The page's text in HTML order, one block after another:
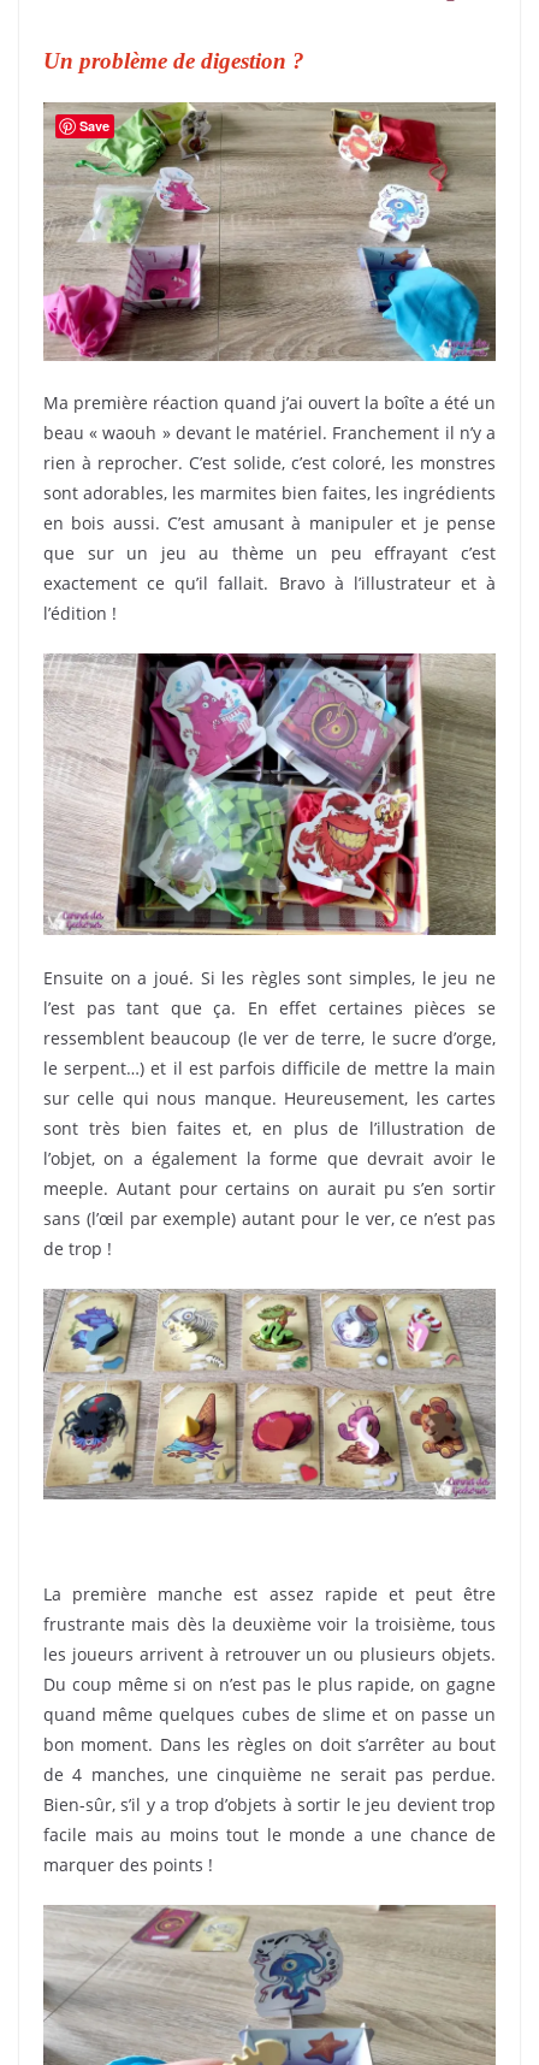
Un problème de digestion ?
Ma première réaction quand j’ai ouvert la boîte a été un
beau « waouh » devant le matériel. Franchement il n’y a
rien à reprocher. C’est solide, c’est coloré, les monstres
sont adorables, les marmites bien faites, les ingrédients
en bois aussi. C’est amusant à manipuler et je pense
que sur un jeu au thème un peu effrayant c’est
exactement ce qu’il fallait. Bravo à l’illustrateur et à
l’édition !
Ensuite on a joué. Si les règles sont simples, le jeu ne
l’est pas tant que ça. En effet certaines pièces se
ressemblent beaucoup (le ver de terre, le sucre d’orge,
le serpent…) et il est parfois difficile de mettre la main
sur celle qui nous manque. Heureusement, les cartes
sont très bien faites et, en plus de l’illustration de
l’objet, on a également la forme que devrait avoir le
meeple. Autant pour certains on aurait pu s’en sortir
sans (l’œil par exemple) autant pour le ver, ce n’est pas
de trop !
La première manche est assez rapide et peut être
frustrante mais dès la deuxième voir la troisième, tous
les joueurs arrivent à retrouver un ou plusieurs objets.
Du coup même si on n’est pas le plus rapide, on gagne
quand même quelques cubes de slime et on passe un
bon moment. Dans les règles on doit s’arrêter au bout
de 4 manches, une cinquième ne serait pas perdue.
Bien-sûr, s’il y a trop d’objets à sortir le jeu devient trop
facile mais au moins tout le monde a une chance de
marquer des points !
Save